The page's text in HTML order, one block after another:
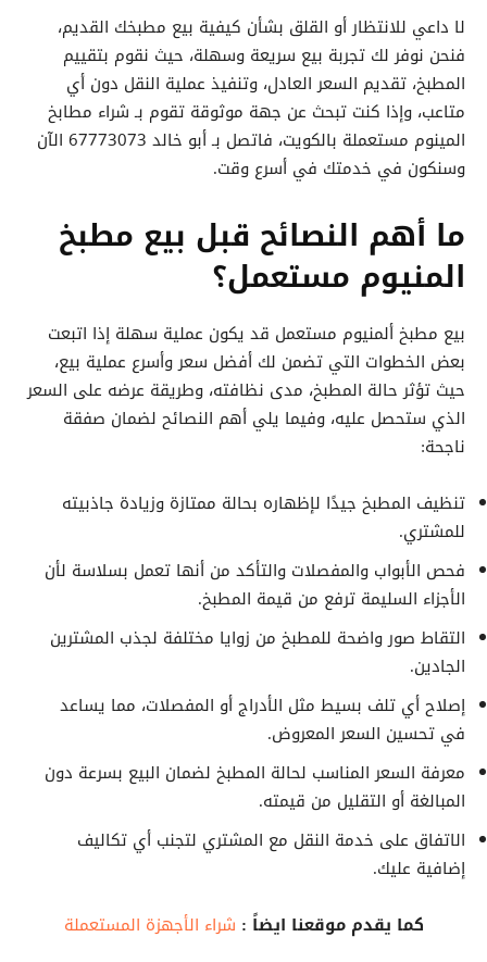
لا داعي للانتظار أو القلق بشأن كيفية بيع مطبخك القديم،
فنحن نوفر لك تجربة بيع سريعة وسهلة، حيث نقوم بتقييم
المطبخ، تقديم السعر العادل، وتنفيذ عملية النقل دون أي
متاعب، وإذا كنت تبحث عن جهة موثوقة تقوم بـ شراء مطابخ
المينوم مستعملة بالكويت، فاتصل بـ أبو خالد 67773073 الآن
وسنكون في خدمتك في أسرع وقت.
ما أهم النصائح قبل بيع مطبخ
المنيوم مستعمل؟
بيع مطبخ ألمنيوم مستعمل قد يكون عملية سهلة إذا اتبعت
بعض الخطوات التي تضمن لك أفضل سعر وأسرع عملية بيع،
حيث تؤثر حالة المطبخ، مدى نظافته، وطريقة عرضه على السعر
الذي ستحصل عليه، وفيما يلي أهم النصائح لضمان صفقة
ناجحة:
تنظيف المطبخ جيدًا لإظهاره بحالة ممتازة وزيادة جاذبيته
للمشتري.
فحص الأبواب والمفصلات والتأكد من أنها تعمل بسلاسة لأن
الأجزاء السليمة ترفع من قيمة المطبخ.
التقاط صور واضحة للمطبخ من زوايا مختلفة لجذب المشترين
الجادين.
إصلاح أي تلف بسيط مثل الأدراج أو المفصلات، مما يساعد
في تحسين السعر المعروض.
معرفة السعر المناسب لحالة المطبخ لضمان البيع بسرعة دون
المبالغة أو التقليل من قيمته.
الاتفاق على خدمة النقل مع المشتري لتجنب أي تكاليف
إضافية عليك.
كما يقدم موقعنا ايضاً : شراء الأجهزة المستعملة